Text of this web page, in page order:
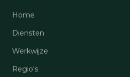
Home
Diensten
Werkwijze
Regio's